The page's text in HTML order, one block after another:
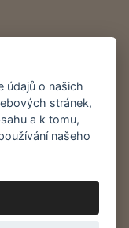
údajů o našich
stránek,
a k tomu,
našeho